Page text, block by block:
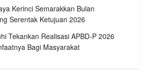
Kerinci Semarakkan Bulan
Serentak Ketujuan 2026
Tekankan Realisasi APBD-P 2026
Bagi Masyarakat